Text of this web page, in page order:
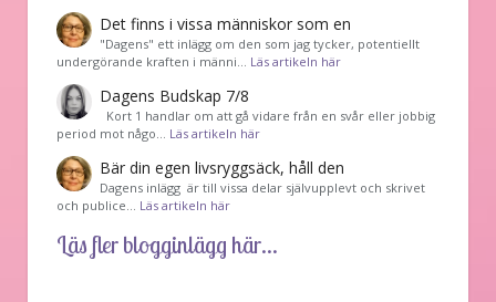
Det finns i vissa människor som en
"Dagens" ett inlägg om den som jag tycker, potentiellt
undergörande kraften i männi… Läs artikeln här
Dagens Budskap 7/8
Kort 1 handlar om att gå vidare från en svår eller jobbig
period mot någo… Läs artikeln här
Bär din egen livsryggsäck, håll den
Dagens inlägg är till vissa delar självupplevt och skrivet
och publice… Läs artikeln här
Läs fler blogginlägg här...